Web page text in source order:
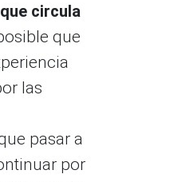
circula
que
las
pasar a
por